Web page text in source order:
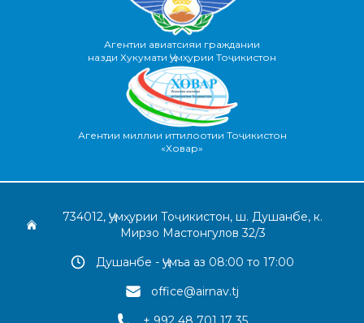
Агентии авиатсияи граждании
назди Хукумати Ҷумҳурии Тоҷикистон
Агентии миллии иттилоотии Тоҷикистон
«Ховар»
734012, Ҷумҳурии Тоҷикистон, ш. Душанбе, к.
Мирзо Мастонгулов 32/3
Душанбе - Ҷумъа аз 08:00 то 17:00
office@airnav.tj